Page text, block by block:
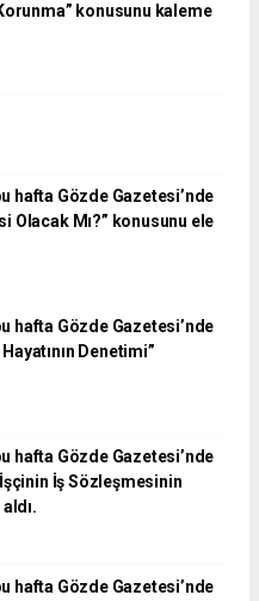
konusunu kaleme
hafta Gözde Gazetesi’nde
Olacak Mı?” konusunu ele
hafta Gözde Gazetesi’nde
Denetimi”
hafta Gözde Gazetesi’nde
İş Sözleşmesinin
hafta Gözde Gazetesi’nde